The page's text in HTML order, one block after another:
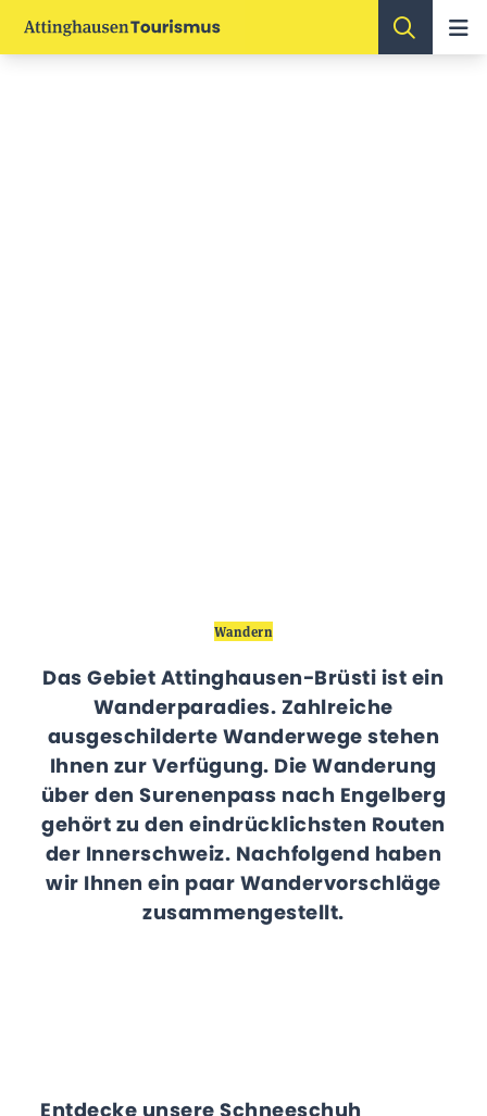
Wandern
Das Gebiet Attinghausen-Brüsti ist ein
Wanderparadies. Zahlreiche
ausgeschilderte Wanderwege stehen
Ihnen zur Verfügung. Die Wanderung
über den Surenenpass nach Engelberg
gehört zu den eindrücklichsten Routen
der Innerschweiz. Nachfolgend haben
wir Ihnen ein paar Wandervorschläge
zusammengestellt.
Entdecke unsere Schneeschuh